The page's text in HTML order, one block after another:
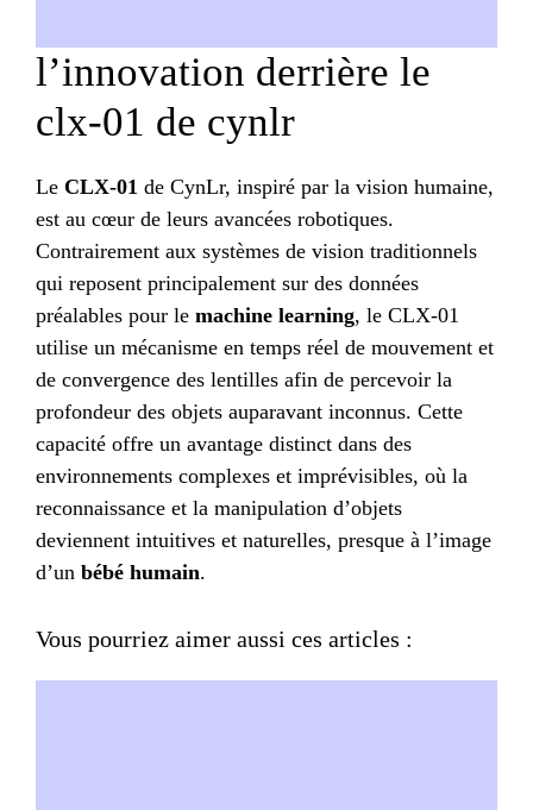
l’innovation derrière le
clx-01 de cynlr
Le CLX-01 de CynLr, inspiré par la vision humaine,
est au cœur de leurs avancées robotiques.
Contrairement aux systèmes de vision traditionnels
qui reposent principalement sur des données
préalables pour le machine learning, le CLX-01
utilise un mécanisme en temps réel de mouvement et
de convergence des lentilles afin de percevoir la
profondeur des objets auparavant inconnus. Cette
capacité offre un avantage distinct dans des
environnements complexes et imprévisibles, où la
reconnaissance et la manipulation d’objets
deviennent intuitives et naturelles, presque à l’image
d’un bébé humain.
Vous pourriez aimer aussi ces articles :